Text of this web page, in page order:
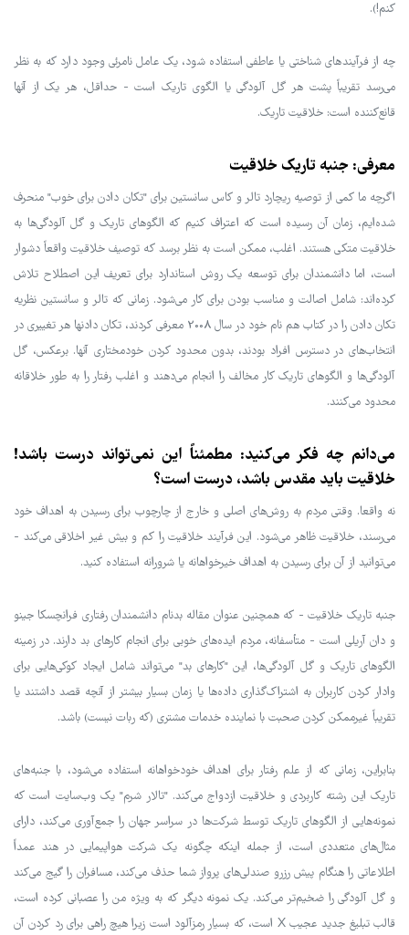
کنم!).
چه از فرآیندهای شناختی یا عاطفی استفاده شود، یک عامل نامرئی وجود دارد که به نظر
می‌رسد تقریباً پشت هر گل آلودگی یا الگوی تاریک است - حداقل، هر یک از آنها
قانع‌کننده است: خلاقیت تاریک.
معرفی: جنبه تاریک خلاقیت
اگرچه ما کمی از توصیه ریچارد تالر و کاس سانستین برای "تکان دادن برای خوب" منحرف
شده‌ایم، زمان آن رسیده است که اعتراف کنیم که الگوهای تاریک و گل آلودگی‌ها به
خلاقیت متکی هستند. اغلب، ممکن است به نظر برسد که توصیف خلاقیت واقعاً دشوار
است، اما دانشمندان برای توسعه یک روش استاندارد برای تعریف این اصطلاح تلاش
کرده‌اند: شامل اصالت و مناسب بودن برای کار می‌شود. زمانی که تالر و سانستین نظریه
تکان دادن را در کتاب هم نام خود در سال 2008 معرفی کردند، تکان دادنها هر تغییری در
انتخاب‌های در دسترس افراد بودند، بدون محدود کردن خودمختاری آنها. برعکس، گل
آلودگی‌ها و الگوهای تاریک کار مخالف را انجام می‌دهند و اغلب رفتار را به طور خلاقانه
محدود می‌کنند.
می‌دانم چه فکر می‌کنید: مطمئناً این نمی‌تواند درست باشد!
خلاقیت باید مقدس باشد، درست است؟
نه واقعا. وقتی مردم به روش‌های اصلی و خارج از چارچوب برای رسیدن به اهداف خود
می‌رسند، خلاقیت ظاهر می‌شود. این فرآیند خلاقیت را کم و بیش غیر اخلاقی می‌کند -
می‌توانید از آن برای رسیدن به اهداف خیرخواهانه یا شرورانه استفاده کنید.
جنبه تاریک خلاقیت - که همچنین عنوان مقاله بدنام دانشمندان رفتاری فرانچسکا جینو
و دان آریلی است - متأسفانه، مردم ایده‌های خوبی برای انجام کارهای بد دارند. در زمینه
الگوهای تاریک و گل آلودگی‌ها، این "کارهای بد" می‌تواند شامل ایجاد کوکی‌هایی برای
وادار کردن کاربران به اشتراک‌گذاری داده‌ها یا زمان بسیار بیشتر از آنچه قصد داشتند یا
تقریباً غیرممکن کردن صحبت با نماینده خدمات مشتری (که ربات نیست) باشد.
بنابراین، زمانی که از علم رفتار برای اهداف خودخواهانه استفاده می‌شود، با جنبه‌های
تاریک این رشته کاربردی و خلاقیت ازدواج می‌کند. "تالار شرم" یک وب‌سایت است که
نمونه‌هایی از الگوهای تاریک توسط شرکت‌ها در سراسر جهان را جمع‌آوری می‌کند، دارای
مثال‌های متعددی است، از جمله اینکه چگونه یک شرکت هواپیمایی در هند عمداً
اطلاعاتی را هنگام پیش‌ رزرو صندلی‌های پرواز شما حذف می‌کند، مسافران را گیج می‌کند
و گل آلودگی را ضخیم‌تر می‌کند. یک نمونه دیگر که به ویژه من را عصبانی کرده است،
قالب تبلیغ جدید عجیب X است، که بسیار رمزآلود است زیرا هیچ راهی برای رد کردن آن